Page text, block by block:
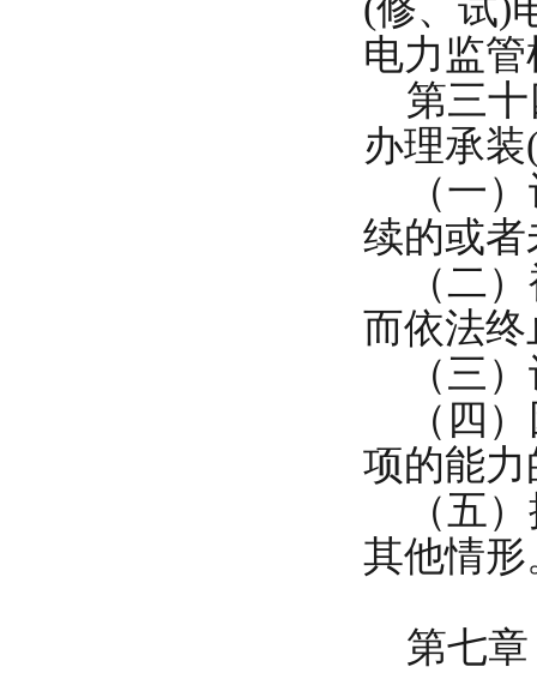
(修、试)
电力监
第三十
办理承
（一）
续的或
（二）
而依法终
（三）
（四）
项的能力
（五）
其他情形
第七章